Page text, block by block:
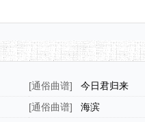
[通俗曲谱] 今日君归来
[通俗曲谱] 海滨